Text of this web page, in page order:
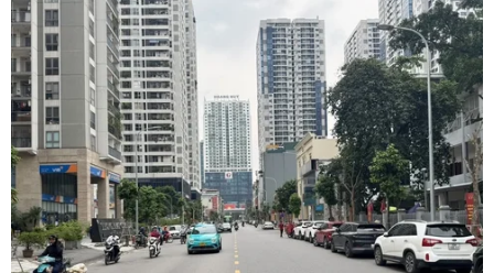
Thi công trở lại dự án sửa chữa Quốc
lộ 30 sau phản ánh của TTXVN
06/08/2026 09:42
Hà Nội tăng tốc thi công